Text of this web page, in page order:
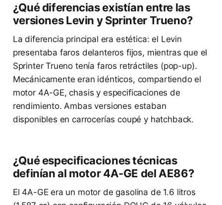
¿Qué diferencias existían entre las
versiones Levin y Sprinter Trueno?
La diferencia principal era estética: el Levin
presentaba faros delanteros fijos, mientras que el
Sprinter Trueno tenía faros retráctiles (pop-up).
Mecánicamente eran idénticos, compartiendo el
motor 4A-GE, chasis y especificaciones de
rendimiento. Ambas versiones estaban
disponibles en carrocerías coupé y hatchback.
¿Qué especificaciones técnicas
definían al motor 4A-GE del AE86?
El 4A-GE era un motor de gasolina de 1.6 litros